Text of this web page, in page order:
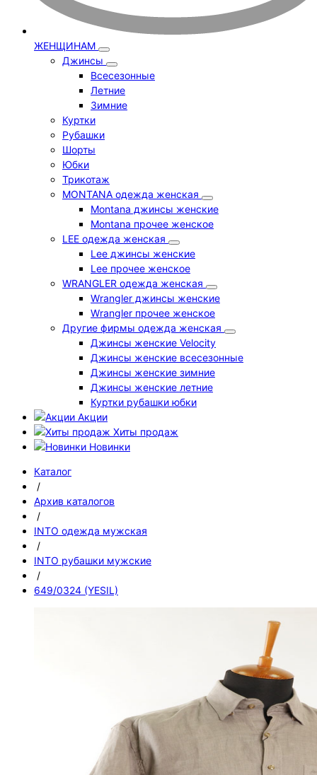
ЖЕНЩИНАМ
Джинсы
Всесезонные
Летние
Зимние
Куртки
Рубашки
Шорты
Юбки
Трикотаж
MONTANA одежда женская
Montana джинсы женские
Montana прочее женское
LEE одежда женская
Lee джинсы женские
Lee прочее женское
WRANGLER одежда женская
Wrangler джинсы женские
Wrangler прочее женское
Другие фирмы одежда женская
Джинсы женские Velocity
Джинсы женские всесезонные
Джинсы женские зимние
Джинсы женские летние
Куртки рубашки юбки
Акции
Хиты продаж
Новинки
Каталог
/
Архив каталогов
/
INTO одежда мужская
/
INTO рубашки мужские
/
649/0324 (YESIL)